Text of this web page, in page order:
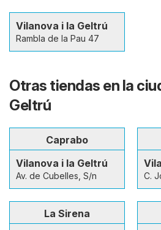
Vilanova i la Geltrú
Rambla de la Pau 47
Otras tiendas en la
Geltrú
Caprabo
Vilanova i la Geltrú
Av. de Cubelles, S/n C.
La Sirena